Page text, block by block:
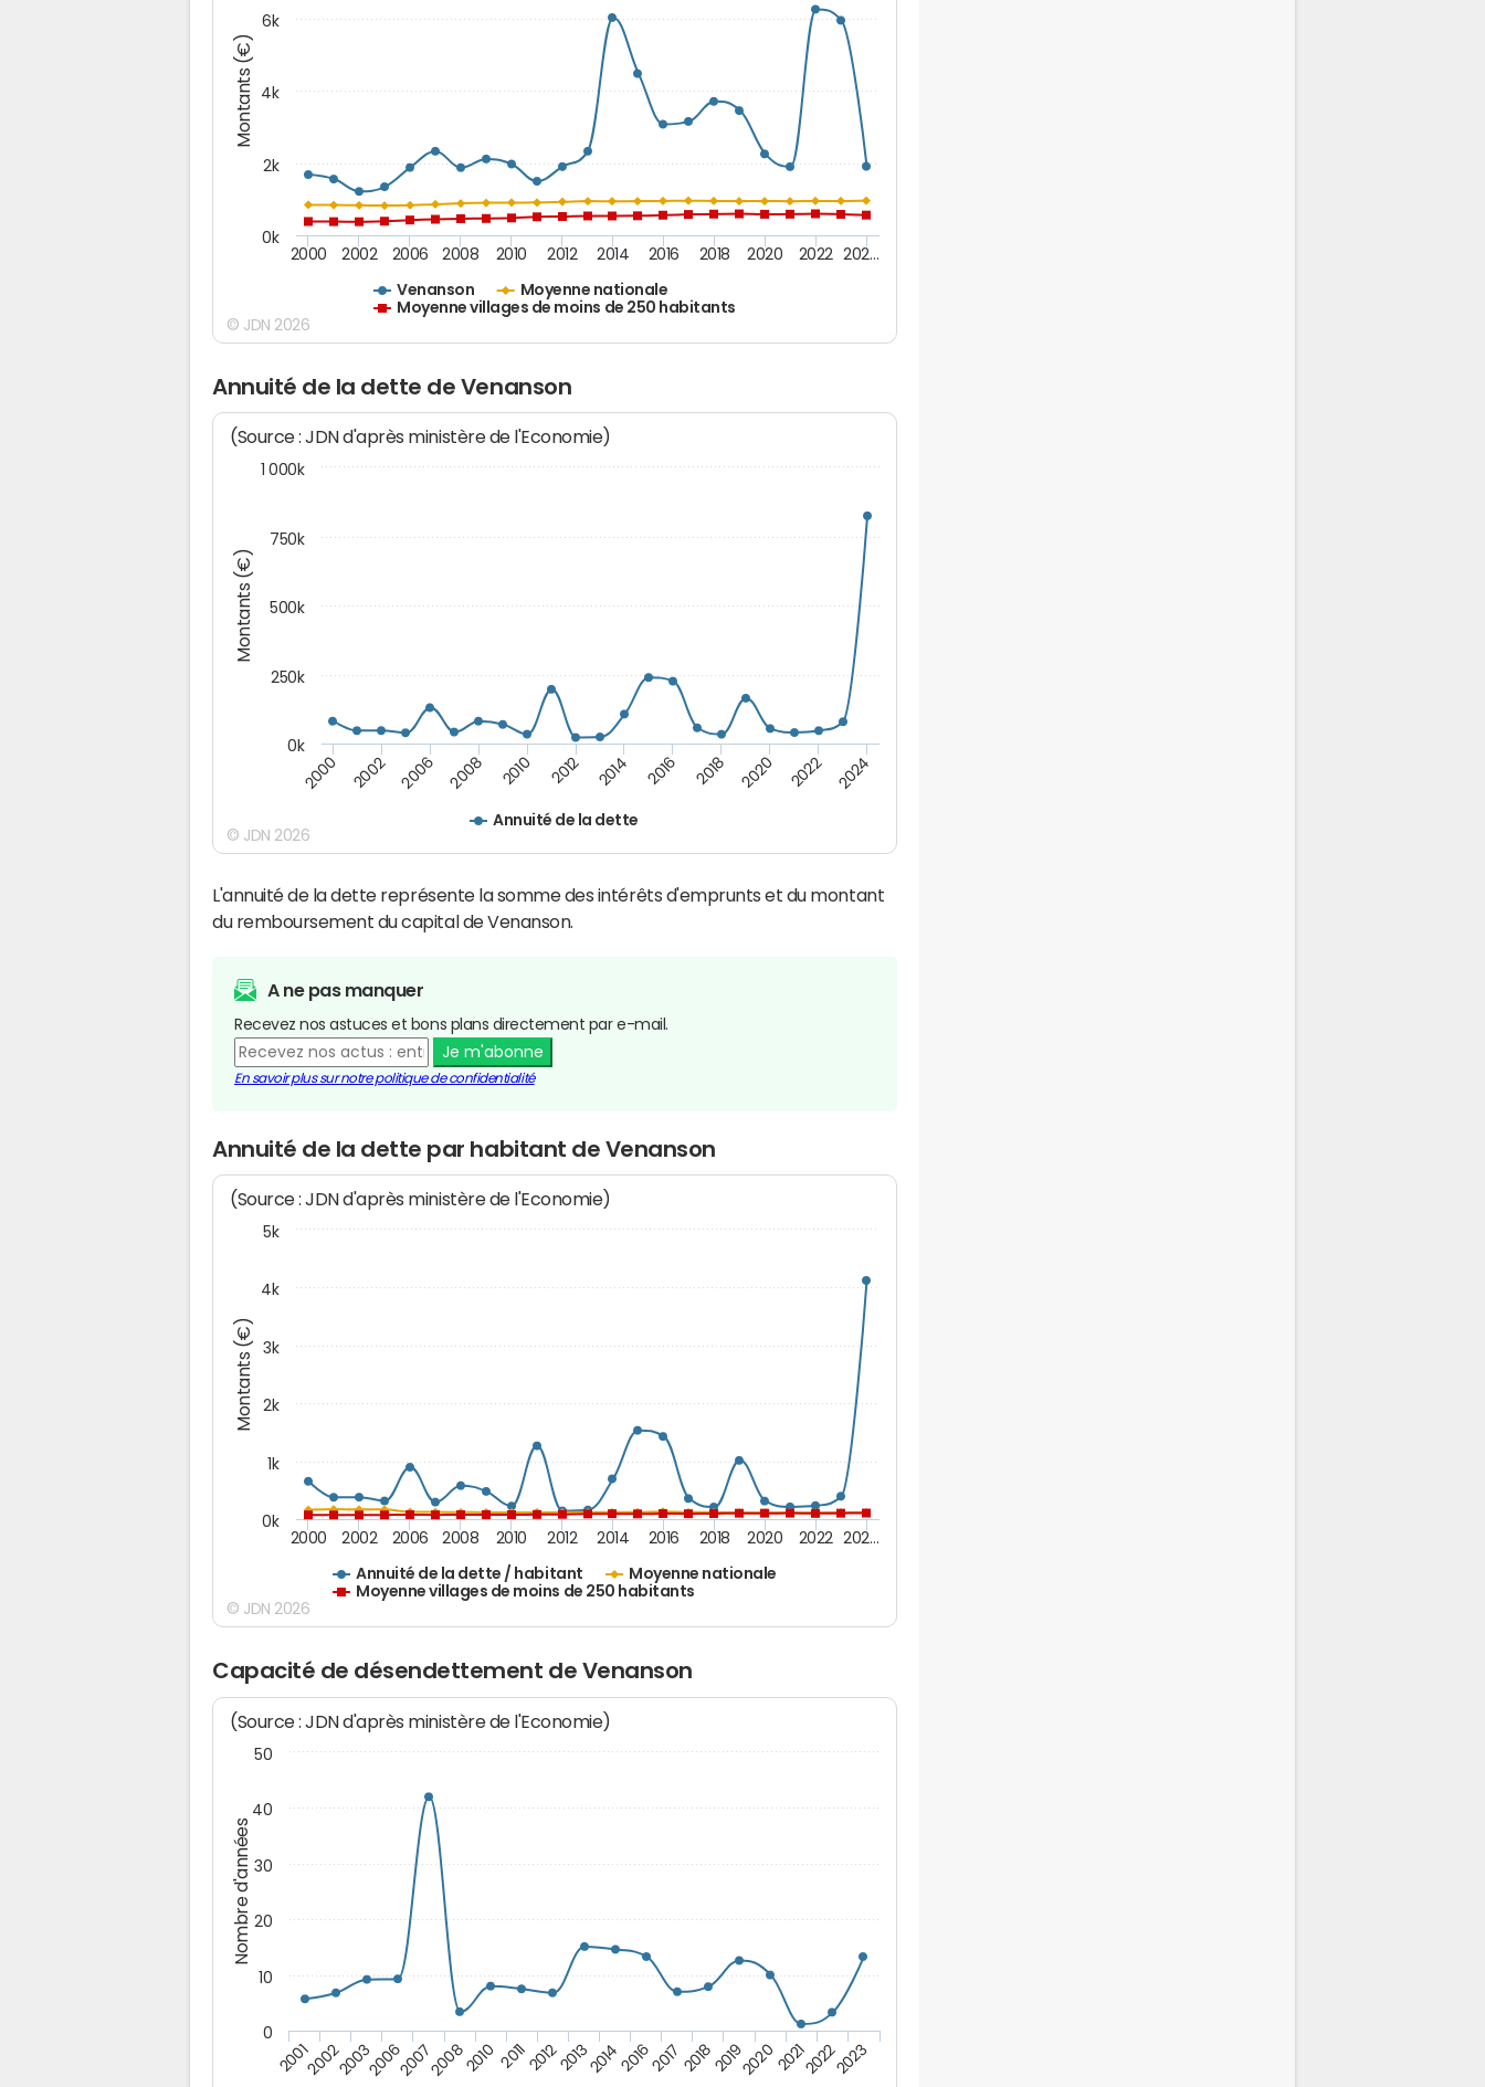
Montants (€)
Venanson
Moyenne nationale
Moyenne villages de moins de 250 habitants
2000 2002 2006 2008 2010 2012 2014 2016 2018 2020 2022 202…
0k
2k
4k
6k
© JDN 2026
Annuité de la dette de Venanson
Montants (€)
(Source : JDN d'après ministère de l'Economie)
Annuité de la dette
2000 2002 2006 2008 2010 2012 2014 2016 2018 2020 2022 2024
0k
250k
500k
750k
1 000k
© JDN 2026
L'annuité de la dette représente la somme des intérêts d'emprunts et du montant
du remboursement du capital de Venanson.
A ne pas manquer
Recevez nos astuces et bons plans directement par e-mail.
Je m'abonne
En savoir plus sur notre politique de confidentialité
Annuité de la dette par habitant de Venanson
Montants (€)
(Source : JDN d'après ministère de l'Economie)
Annuité de la dette / habitant
Moyenne nationale
Moyenne villages de moins de 250 habitants
2000 2002 2006 2008 2010 2012 2014 2016 2018 2020 2022 202…
0k
1k
2k
3k
4k
5k
© JDN 2026
Capacité de désendettement de Venanson
Nombre d'années
(Source : JDN d'après ministère de l'Economie)
2001200220032006200720082010 201120122013201420162017201820192020202120222023
0
10
20
30
40
50